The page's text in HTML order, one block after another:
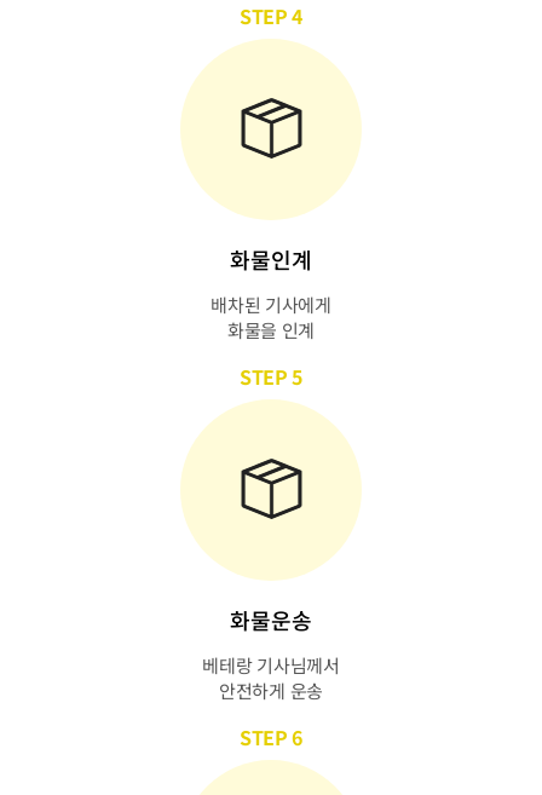
STEP 4
화물인계
배차된 기사에게
화물을 인계
STEP 5
화물운송
베테랑 기사님께서
안전하게 운송
STEP 6